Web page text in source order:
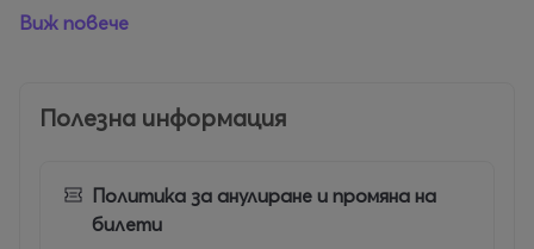
През 2019 г. групата се завърна с четвъртия си
В него Jason Swinscoe и дългогодишният му
Concept,Grey ReverendиHeidi Vogel, създавайки
музика, която съчетава интимност, надежда и
Виж повече
Полезна информация
Политика за анулиране и промяна на
билети